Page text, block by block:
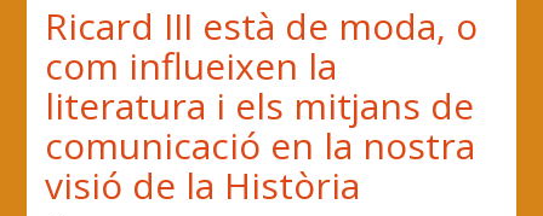
Ricard III està de moda, o
com influeixen la
literatura i els mitjans de
comunicació en la nostra
visió de la Història